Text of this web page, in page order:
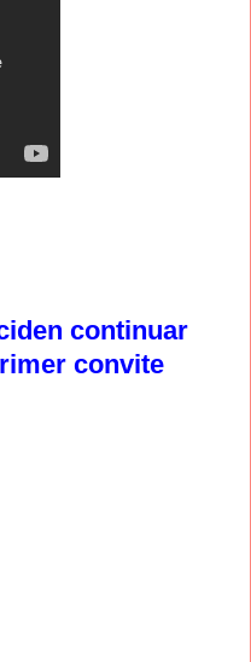
continuar
convite